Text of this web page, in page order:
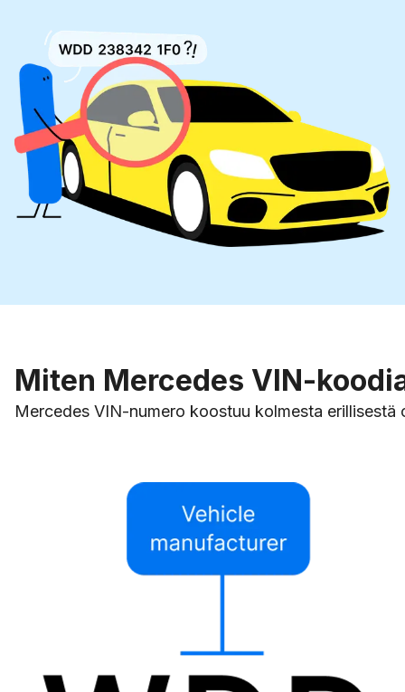
Miten Mercedes VIN-
Mercedes VIN-numero koostuu kolmesta